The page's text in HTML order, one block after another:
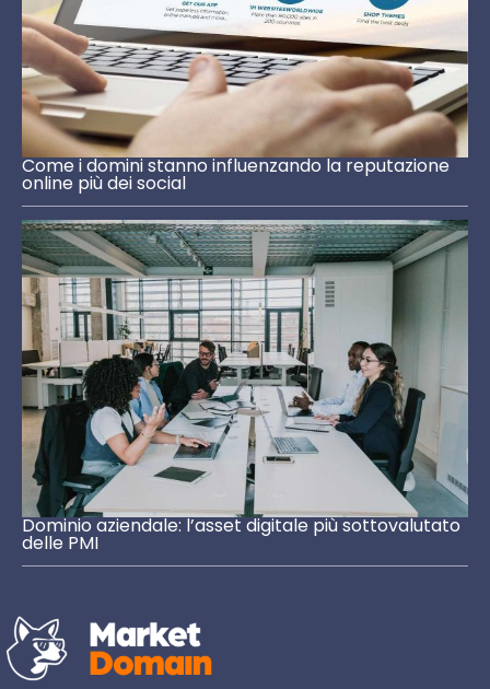
Come i domini stanno influenzando la reputazione
online più dei social
Dominio aziendale: l’asset digitale più sottovalutato
delle PMI